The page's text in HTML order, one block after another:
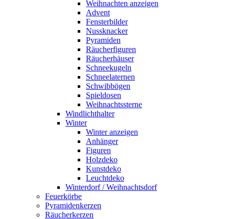
Weihnachten anzeigen
Advent
Fensterbilder
Nussknacker
Pyramiden
Räucherfiguren
Räucherhäuser
Schneekugeln
Schneelaternen
Schwibbögen
Spieldosen
Weihnachtssterne
Windlichthalter
Winter
Winter anzeigen
Anhänger
Figuren
Holzdeko
Kunstdeko
Leuchtdeko
Winterdorf / Weihnachtsdorf
Feuerkörbe
Pyramidenkerzen
Räucherkerzen